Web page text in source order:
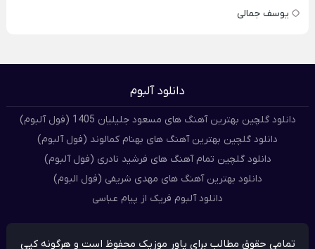
یوسف جمالی
دانلود آلبوم
دانلود گلچین بهترین آهنگ های مسعود جلیلیان 1405 (فول آلبوم)
دانلود گلچین بهترین آهنگ های بهنام کمالوند (فول آلبوم)
دانلود گلچین تمام آهنگ های فرشید نادری (فول آلبوم)
دانلود بهترین آهنگ های مهدی شریفی (فول البوم)
دانلود آلبوم فریک از پیام عباسی
تمامی حقوق مطالب برای پاور موزیک محفوظ است و هرگونه کپی